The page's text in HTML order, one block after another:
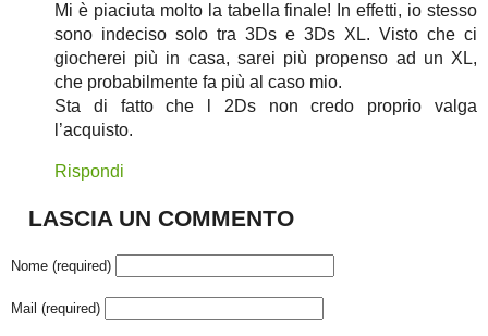
Mi è piaciuta molto la tabella finale! In effetti, io stesso
sono indeciso solo tra 3Ds e 3Ds XL. Visto che ci
giocherei più in casa, sarei più propenso ad un XL,
che probabilmente fa più al caso mio.
Sta di fatto che l 2Ds non credo proprio valga
l’acquisto.
Rispondi
LASCIA UN COMMENTO
Nome (required)
Mail (required)